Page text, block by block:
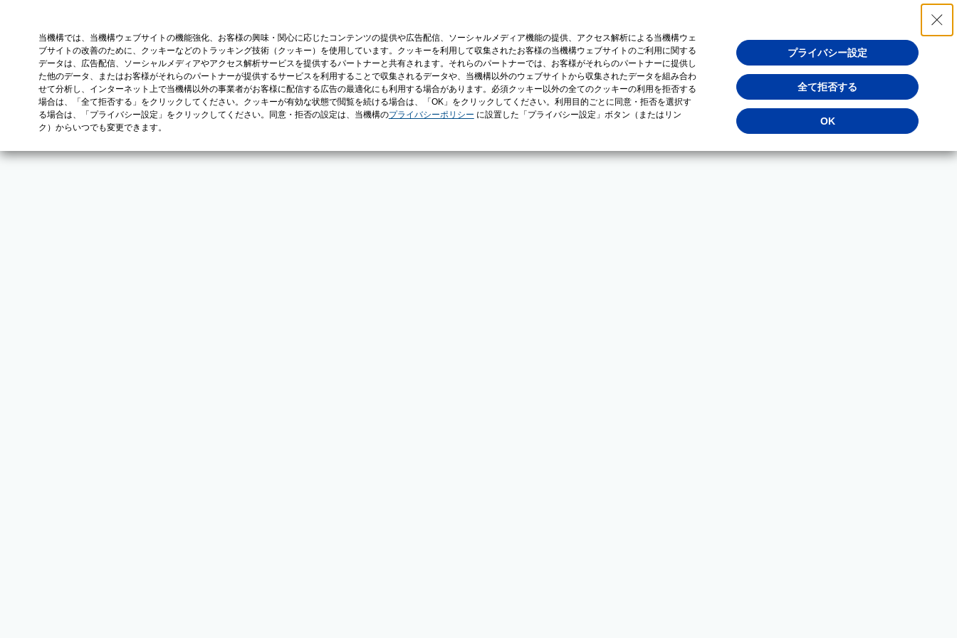
当機構では、当機構ウェブサイトの機能強化、お客様の興味・関心に応じたコンテンツの提供や広告配信、ソーシャルメディア機能の提供、アクセス解析による当機構ウェ
ブサイトの改善のために、クッキーなどのトラッキング技術（クッキー）を使用しています。クッキーを利用して収集されたお客様の当機構ウェブサイトのご利用に関する
データは、広告配信、ソーシャルメディアやアクセス解析サービスを提供するパートナーと共有されます。それらのパートナーでは、お客様がそれらのパートナーに提供し
た他のデータ、またはお客様がそれらのパートナーが提供するサービスを利用することで収集されるデータや、当機構以外のウェブサイトから収集されたデータを組み合わ
せて分析し、インターネット上で当機構以外の事業者がお客様に配信する広告の最適化にも利用する場合があります。必須クッキー以外の全てのクッキーの利用を拒否する
場合は、「全て拒否する」をクリックしてください。クッキーが有効な状態で閲覧を続ける場合は、「OK」をクリックしてください。利用目的ごとに同意・拒否を選択す
る場合は、「プライバシー設定」をクリックしてください。同意・拒否の設定は、当機構のプライバシーポリシー に設置した「プライバシー設定」ボタン（またはリン
ク）からいつでも変更できます。
プライバシー設定
全て拒否する
OK